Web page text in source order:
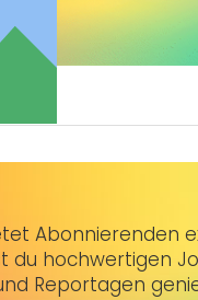
Abonnierenden
du hochwertigen
Reportagen